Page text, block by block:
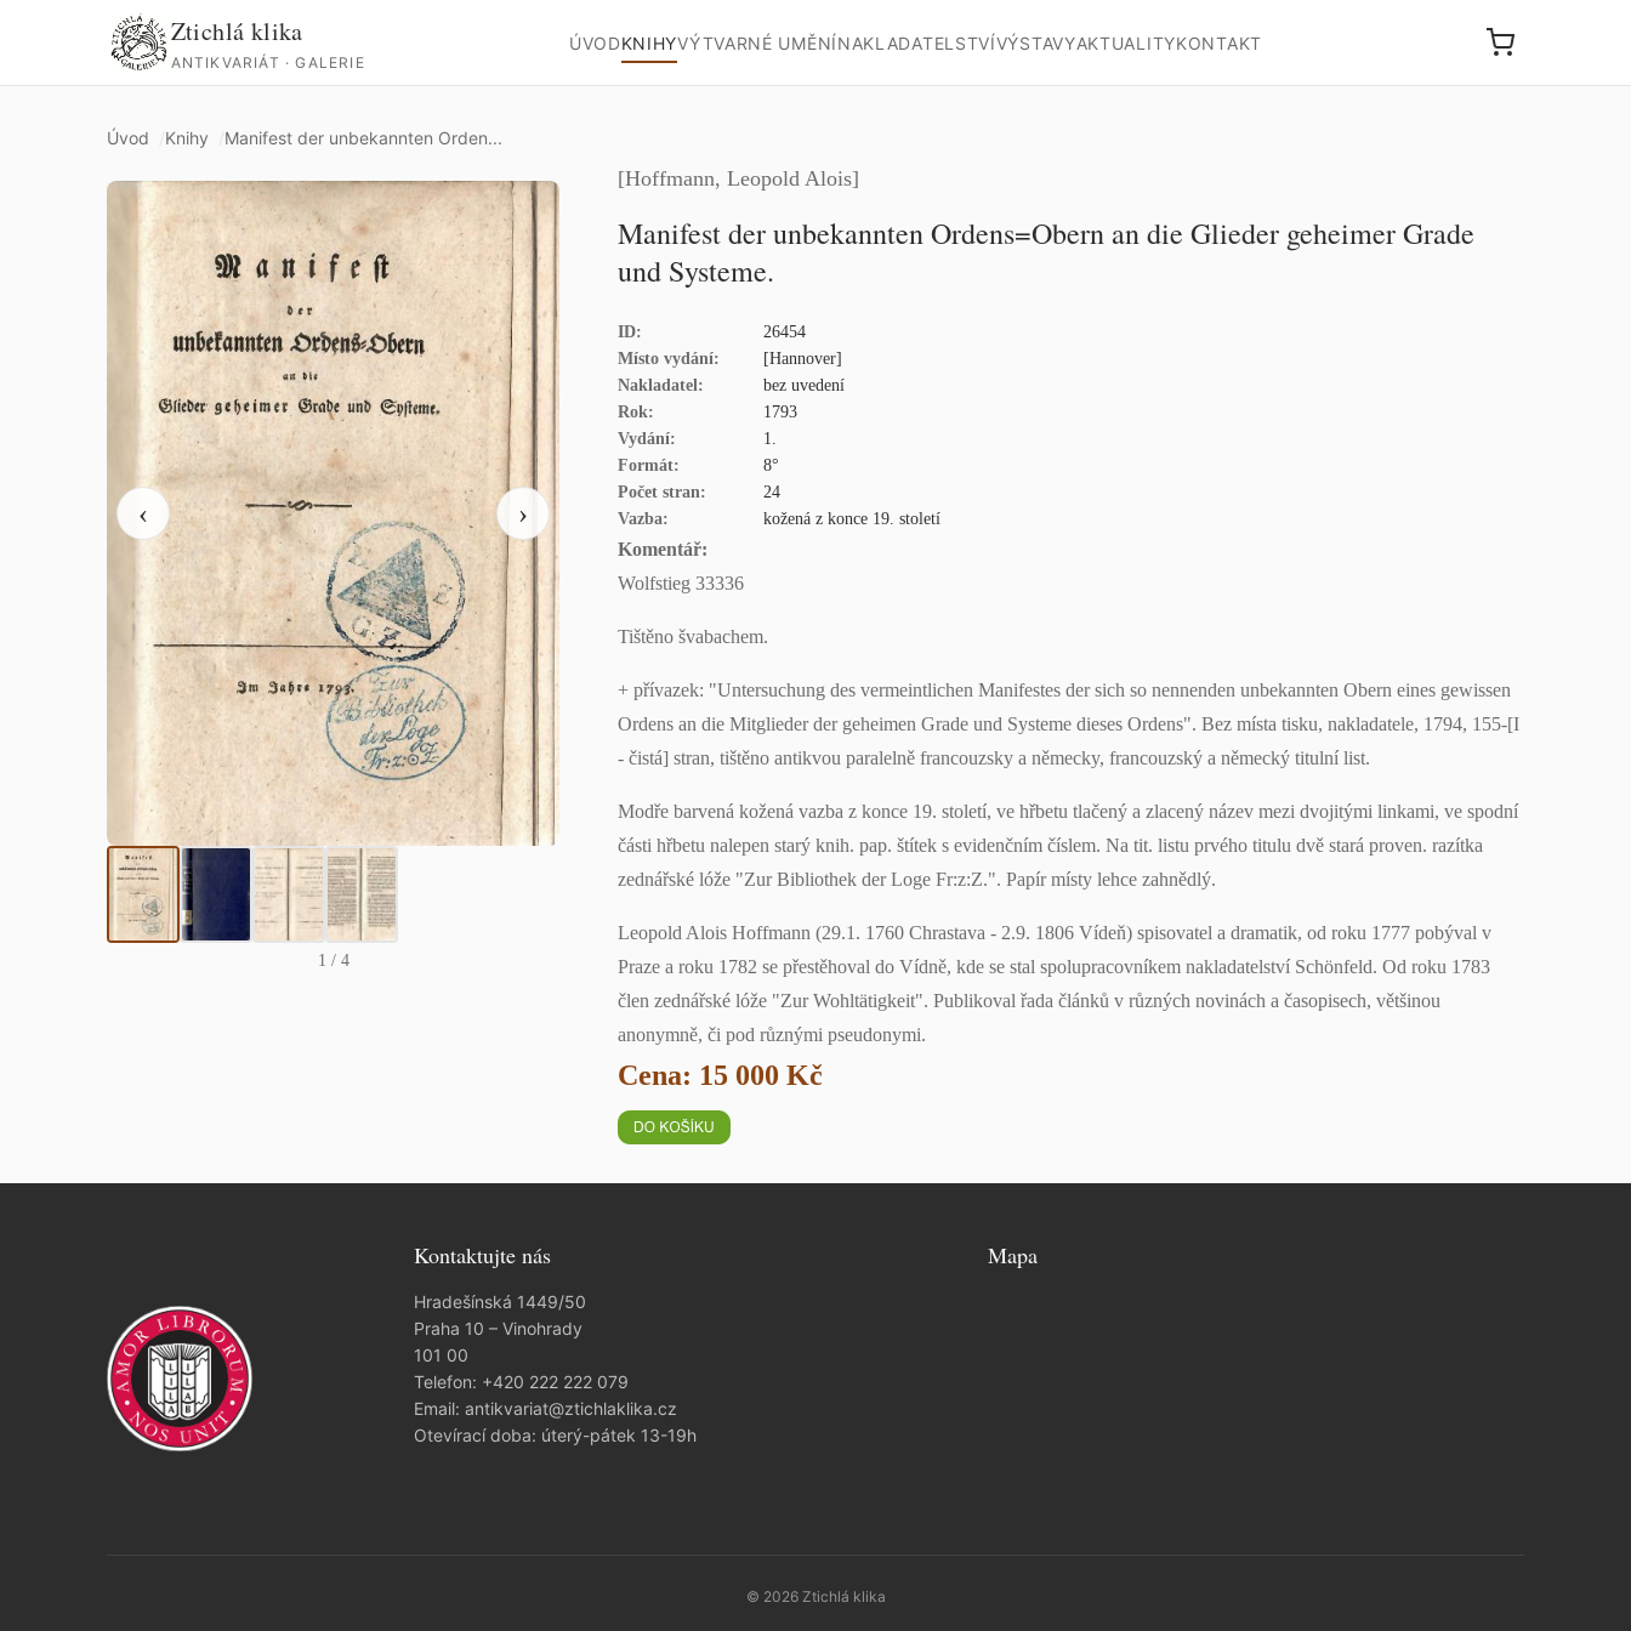
Ztichlá klika
ANTIKVARIÁT · GALERIE
ÚVODKNIHYVÝTVARNÉ UMĚNÍNAKLADATELSTVÍVÝSTAVYAKTUALITYKONTAKT
Úvod Knihy Manifest der unbekannten Orden...
‹ ›
1 / 4
[Hoffmann, Leopold Alois]
Manifest der unbekannten Ordens=Obern an die Glieder geheimer Grade
und Systeme.
ID:
26454
Místo vydání:
[Hannover]
Nakladatel:
bez uvedení
Rok:
1793
Vydání:
1.
Formát:
8°
Počet stran:
24
Vazba:
kožená z konce 19. století
Komentář:
Wolfstieg 33336
Tištěno švabachem.
+ přívazek: "Untersuchung des vermeintlichen Manifestes der sich so nennenden unbekannten Obern eines gewissen
Ordens an die Mitglieder der geheimen Grade und Systeme dieses Ordens". Bez místa tisku, nakladatele, 1794, 155-[I
- čistá] stran, tištěno antikvou paralelně francouzsky a německy, francouzský a německý titulní list.
Modře barvená kožená vazba z konce 19. století, ve hřbetu tlačený a zlacený název mezi dvojitými linkami, ve spodní
části hřbetu nalepen starý knih. pap. štítek s evidenčním číslem. Na tit. listu prvého titulu dvě stará proven. razítka
zednářské lóže "Zur Bibliothek der Loge Fr:z:Z.". Papír místy lehce zahnědlý.
Leopold Alois Hoffmann (29.1. 1760 Chrastava - 2.9. 1806 Vídeň) spisovatel a dramatik, od roku 1777 pobýval v
Praze a roku 1782 se přestěhoval do Vídně, kde se stal spolupracovníkem nakladatelství Schönfeld. Od roku 1783
člen zednářské lóže "Zur Wohltätigkeit". Publikoval řada článků v různých novinách a časopisech, většinou
anonymně, či pod různými pseudonymi.
Cena: 15 000 Kč
Kontaktujte nás
Hradešínská 1449/50
Praha 10 – Vinohrady
101 00
Telefon: +420 222 222 079
Email: antikvariat@ztichlaklika.cz
Otevírací doba: úterý-pátek 13-19h
Mapa
© 2026 Ztichlá klika